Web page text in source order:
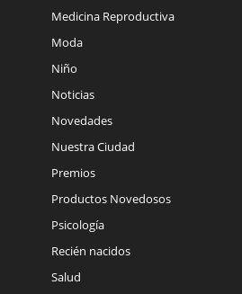
Medicina Reproductiva
Moda
Niño
Noticias
Novedades
Nuestra Ciudad
Premios
Productos Novedosos
Psicología
Recién nacidos
Salud